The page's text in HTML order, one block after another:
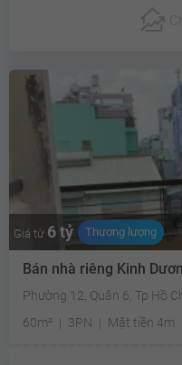
Giá từ 6 tỷ Thương lượng
Bán nhà riêng Kinh
Phường 12, Quận 6, Tp Hồ
60m²
3PN Mặt tiền 4m